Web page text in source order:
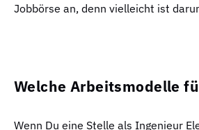
Jobbörse an, denn vielleicht ist
Welche Arbeitsmodelle
Wenn Du eine Stelle als Ingenieur